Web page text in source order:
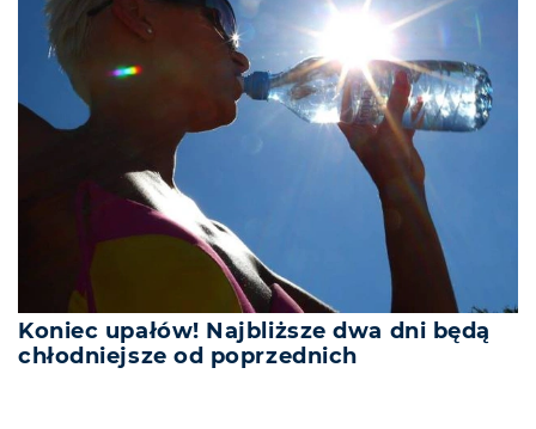
Koniec upałów! Najbliższe dwa dni będą
chłodniejsze od poprzednich